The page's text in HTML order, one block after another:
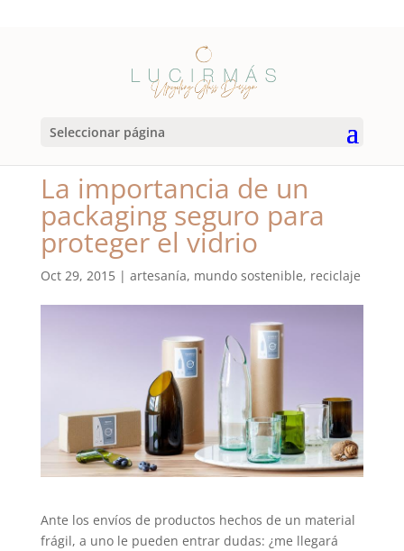
Seleccionar página
La importancia de un
packaging seguro para
proteger el vidrio
Oct 29, 2015| artesanía, mundo sostenible, reciclaje
Ante los envíos de productos hechos de un material
frágil, a uno le pueden entrar dudas: ¿me llegará